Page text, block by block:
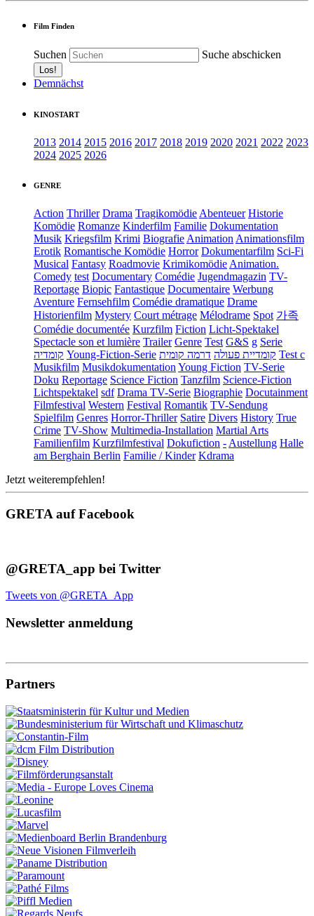
Film Finden
Suchen Suche abschicken
Demnächst
KINOSTART
2013 2014 2015 2016 2017 2018 2019 2020 2021 2022 2023
2024 2025 2026
GENRE
Action Thriller Drama TragikomödieAbenteuer Historie
Komödie Romanze Kinderfilm Familie Dokumentation
Musik Kriegsfilm Krimi BiografieAnimationAnimationsfilm
Erotik Romantische Komödie Horror Dokumentarfilm Sci-Fi
Musical Fantasy Roadmovie KrimikomödieAnimation.
Comedy test Documentary Comédie Jugendmagazin TV-
Reportage Biopic Fantastique Documentaire Werbung
Aventure Fernsehfilm Comédie dramatique Drame
Historienfilm Mystery Court métrage Mélodrame Spot 가족
Comédie documentée Kurzfilm Fiction Licht-Spektakel
Spectacle son et lumière Trailer Genre Test G&S g Serie
קומדיה Young-Fiction-Serie קומדיית פעולה דרמה קומית
Test c
Musikfilm MusikdokumentationYoung Fiction TV-Serie
Doku Reportage Science Fiction Tanzfilm Science-Fiction
Lichtspektakel sdf Drama TV-Serie Biographie Docutainment
Filmfestival Western Festival Romantik TV-Sendung
Spielfilm Genres Horror-Thriller Satire Divers History True
Crime TV-Show Multimedia-Installation Martial Arts
Familienfilm Kurzfilmfestival Dokufiction -Austellung Halle
am Berghain Berlin Familie / Kinder Kdrama
Jetzt weiterempfehlen!
GRETA auf Facebook
@GRETA_app bei Twitter
Tweets von @GRETA_App
Newsletter anmeldung
Partners